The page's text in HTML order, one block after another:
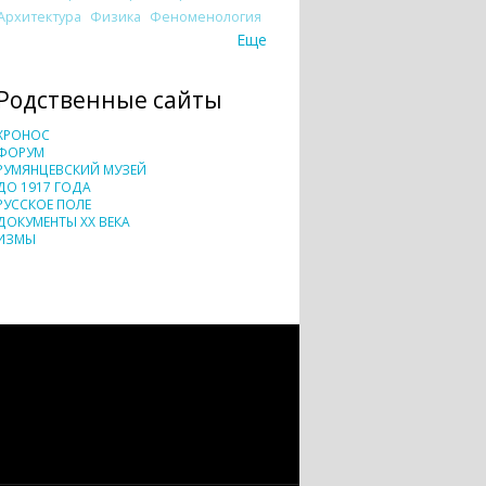
Физика Феноменология
Еще
сайты
МУЗЕЙ
1917 ГОДА
ПОЛЕ
XX ВЕКА